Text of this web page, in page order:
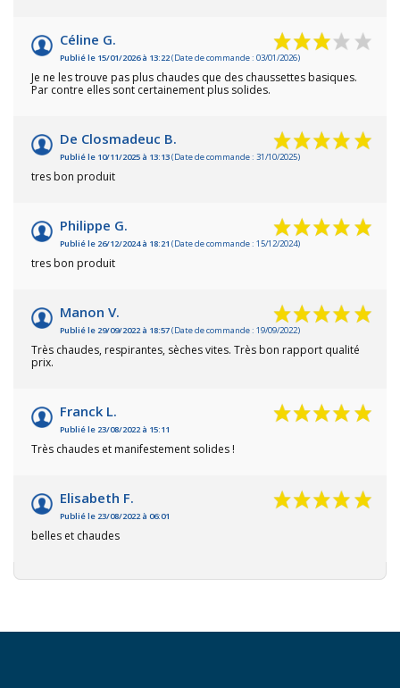
Céline G.
Publié le 15/01/2026 à 13:22(Date de commande : 03/01/2026)
Je ne les trouve pas plus chaudes que des chaussettes basiques.
Par contre elles sont certainement plus solides.
De Closmadeuc B.
Publié le 10/11/2025 à 13:13(Date de commande : 31/10/2025)
tres bon produit
Philippe G.
Publié le 26/12/2024 à 18:21 (Date de commande : 15/12/2024)
tres bon produit
Manon V.
Publié le 29/09/2022 à 18:57(Date de commande : 19/09/2022)
Très chaudes, respirantes, sèches vites. Très bon rapport qualité
prix.
Franck L.
Publié le 23/08/2022 à 15:11
Très chaudes et manifestement solides !
Elisabeth F.
Publié le 23/08/2022 à 06:01
belles et chaudes